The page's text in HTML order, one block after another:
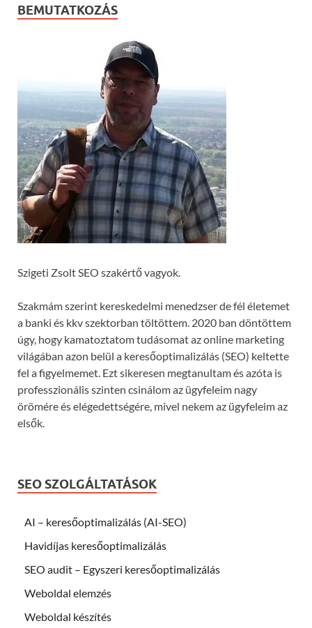
BEMUTATKOZÁS
Szigeti Zsolt SEO szakértő vagyok.
Szakmám szerint kereskedelmi menedzser de fél életemet
a banki és kkv szektorban töltöttem. 2020 ban döntöttem
úgy, hogy kamatoztatom tudásomat az online marketing
világában azon belül a keresőoptimalizálás (SEO) keltette
fel a figyelmemet. Ezt sikeresen megtanultam és azóta is
professzionális szinten csinálom az ügyfeleim nagy
örömére és elégedettségére, mivel nekem az ügyfeleim az
elsők.
SEO SZOLGÁLTATÁSOK
AI – keresőoptimalizálás (AI-SEO)
Havidíjas keresőoptimalizálás
SEO audit – Egyszeri keresőoptimalizálás
Weboldal elemzés
Weboldal készítés